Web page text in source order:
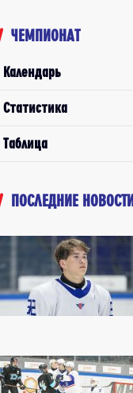
ЧЕМПИОНАТ
Календарь
Статистика
Таблица
ПОСЛЕДНИЕ НОВОСТИ